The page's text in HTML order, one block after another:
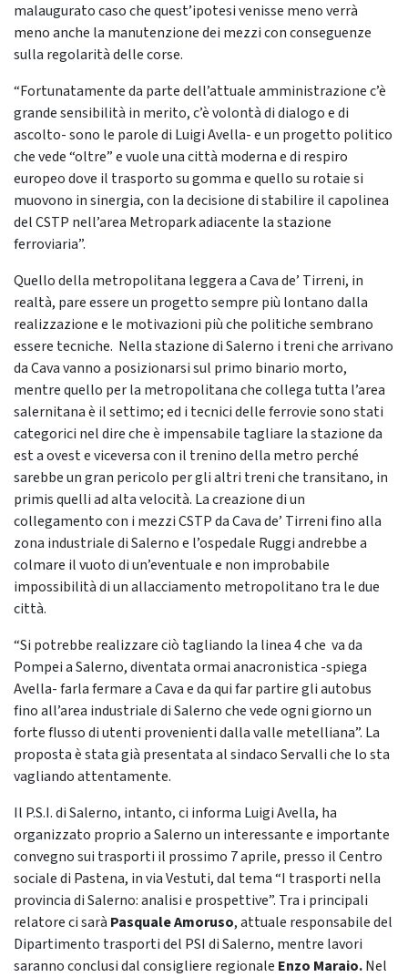
malaugurato caso che quest’ipotesi venisse meno verrà
meno anche la manutenzione dei mezzi con conseguenze
sulla regolarità delle corse.
“Fortunatamente da parte dell’attuale amministrazione c’è
grande sensibilità in merito, c’è volontà di dialogo e di
ascolto- sono le parole di Luigi Avella- e un progetto politico
che vede “oltre” e vuole una città moderna e di respiro
europeo dove il trasporto su gomma e quello su rotaie si
muovono in sinergia, con la decisione di stabilire il capolinea
del CSTP nell’area Metropark adiacente la stazione
ferroviaria”.
Quello della metropolitana leggera a Cava de’ Tirreni, in
realtà, pare essere un progetto sempre più lontano dalla
realizzazione e le motivazioni più che politiche sembrano
essere tecniche. Nella stazione di Salerno i treni che arrivano
da Cava vanno a posizionarsi sul primo binario morto,
mentre quello per la metropolitana che collega tutta l’area
salernitana è il settimo; ed i tecnici delle ferrovie sono stati
categorici nel dire che è impensabile tagliare la stazione da
est a ovest e viceversa con il trenino della metro perché
sarebbe un gran pericolo per gli altri treni che transitano, in
primis quelli ad alta velocità. La creazione di un
collegamento con i mezzi CSTP da Cava de’ Tirreni fino alla
zona industriale di Salerno e l’ospedale Ruggi andrebbe a
colmare il vuoto di un’eventuale e non improbabile
impossibilità di un allacciamento metropolitano tra le due
città.
“Si potrebbe realizzare ciò tagliando la linea 4 che va da
Pompei a Salerno, diventata ormai anacronistica -spiega
Avella- farla fermare a Cava e da qui far partire gli autobus
fino all’area industriale di Salerno che vede ogni giorno un
forte flusso di utenti provenienti dalla valle metelliana”. La
proposta è stata già presentata al sindaco Servalli che lo sta
vagliando attentamente.
Il P.S.I. di Salerno, intanto, ci informa Luigi Avella, ha
organizzato proprio a Salerno un interessante e importante
convegno sui trasporti il prossimo 7 aprile, presso il Centro
sociale di Pastena, in via Vestuti, dal tema “I trasporti nella
provincia di Salerno: analisi e prospettive”. Tra i principali
relatore ci sarà Pasquale Amoruso, attuale responsabile del
Dipartimento trasporti del PSI di Salerno, mentre lavori
saranno conclusi dal consigliere regionale Enzo Maraio.Nel